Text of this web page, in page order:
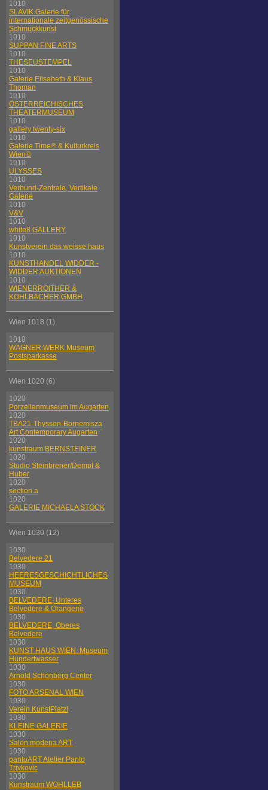
1010
SLAVIK Galerie für
internationale zeitgenössische
Schmuckkunst
1010
SUPPAN FINE ARTS
1010
THESEUSTEMPEL
1010
Galerie Elisabeth & Klaus
Thoman
1010
ÖSTERREICHISCHES
THEATERMUSEUM
1010
gallery twenty-six
1010
Galerie Time® & Kulturkreis
Wien®
1010
ULYSSES
1010
Verbund-Zentrale, Vertikale
Galerie
1010
V&V
1010
white8 GALLERY
1010
Kunstverein das weisse haus
1010
KUNSTHANDEL WIDDER -
WIDDER AUKTIONEN
1010
WIENERROITHER &
KOHLBACHER GMBH
Wien 1018 (1)
1018
WAGNER:WERK Museum
Postsparkasse
Wien 1020 (6)
1020
Porzellanmuseum im Augarten
1020
TBA21-Thyssen-Bornemisza
Art Contemporary Augarten
1020
kunstraum BERNSTEINER
1020
Studio Steinbrener/Dempf &
Huber
1020
section.a
1020
GALERIE MICHAELA STOCK
Wien 1030 (12)
1030
Belvedere 21
1030
HEERESGESCHICHTLICHES
MUSEUM
1030
BELVEDERE, Unteres
Belvedere & Orangerie
1030
BELVEDERE, Oberes
Belvedere
1030
KUNST HAUS WIEN. Museum
Hundertwasser
1030
Arnold Schönberg Center
1030
FOTO ARSENAL WIEN
1030
Verein KunstPlatzl
1030
KLEINE GALERIE
1030
Salon modena ART
1030
pantoART Atelier Panto
Trivkovic
1030
Kunstraum WOHLLEB